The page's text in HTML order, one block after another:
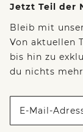
Jetzt Teil der
Bleib mit
Von aktuellen
bis hin zu
du nichts
E-Mail-